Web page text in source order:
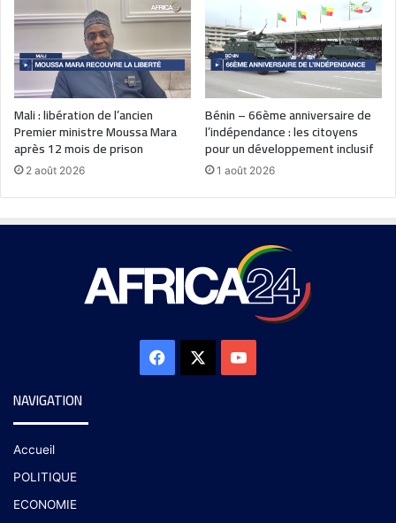
Mali : libération de l’ancien
Premier ministre Moussa Mara
après 12 mois de prison
2 août 2026
Bénin – 66ème anniversaire de
l’indépendance : les citoyens
pour un développement inclusif
1 août 2026
NAVIGATION
Accueil
POLITIQUE
ECONOMIE